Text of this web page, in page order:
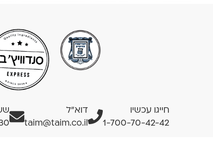
חייגו עכשיו
1-700-70-42-42
דוא”ל
taim@taim.co.il